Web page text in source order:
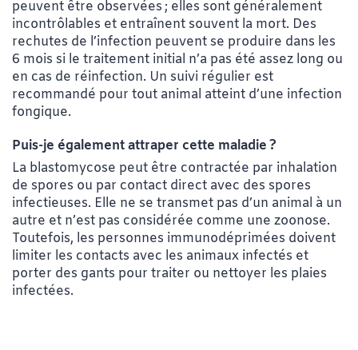
peuvent être observées ; elles sont généralement
incontrôlables et entraînent souvent la mort. Des
rechutes de l’infection peuvent se produire dans les
6 mois si le traitement initial n’a pas été assez long ou
en cas de réinfection. Un suivi régulier est
recommandé pour tout animal atteint d’une infection
fongique.
Puis-je également attraper cette maladie ?
La blastomycose peut être contractée par inhalation
de spores ou par contact direct avec des spores
infectieuses. Elle ne se transmet pas d’un animal à un
autre et n’est pas considérée comme une zoonose.
Toutefois, les personnes immunodéprimées doivent
limiter les contacts avec les animaux infectés et
porter des gants pour traiter ou nettoyer les plaies
infectées.